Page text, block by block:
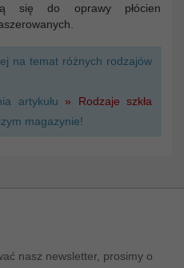
się do oprawy płócien
na temat różnych rodzajów
artykułu » Rodzaje szkła
magazynie!
nasz newsletter, prosimy o